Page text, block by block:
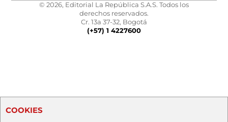
© 2026, Editorial La República S.A.S. Todos los
derechos reservados.
Cr. 13a 37-32, Bogotá
(+57) 1 4227600
COOKIES